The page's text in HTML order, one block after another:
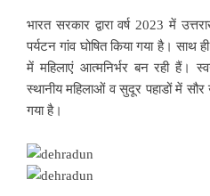
भारत सरकार द्वारा वर्ष 2023 में
पर्यटन गांव घोषित किया गया है। साथ
में महिलाएं आत्मनिर्भर बन रही हैं।
स्थानीय महिलाओं व सुदूर पहाडों में सौर
गया है।